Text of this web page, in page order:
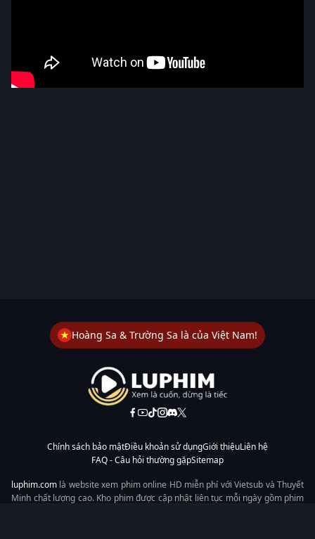
Hoàng Sa & Trường Sa là của Việt Nam!
Chính sách bảo mậtĐiều khoản sử dụngGiới thiệuLiên hệ
FAQ - Câu hỏi thường gặpSitemap
luphim.com là website xem phim online HD miễn phí với Vietsub và Thuyết
Minh chất lượng cao. Kho phim được cập nhật liên tục mỗi ngày gồm phim